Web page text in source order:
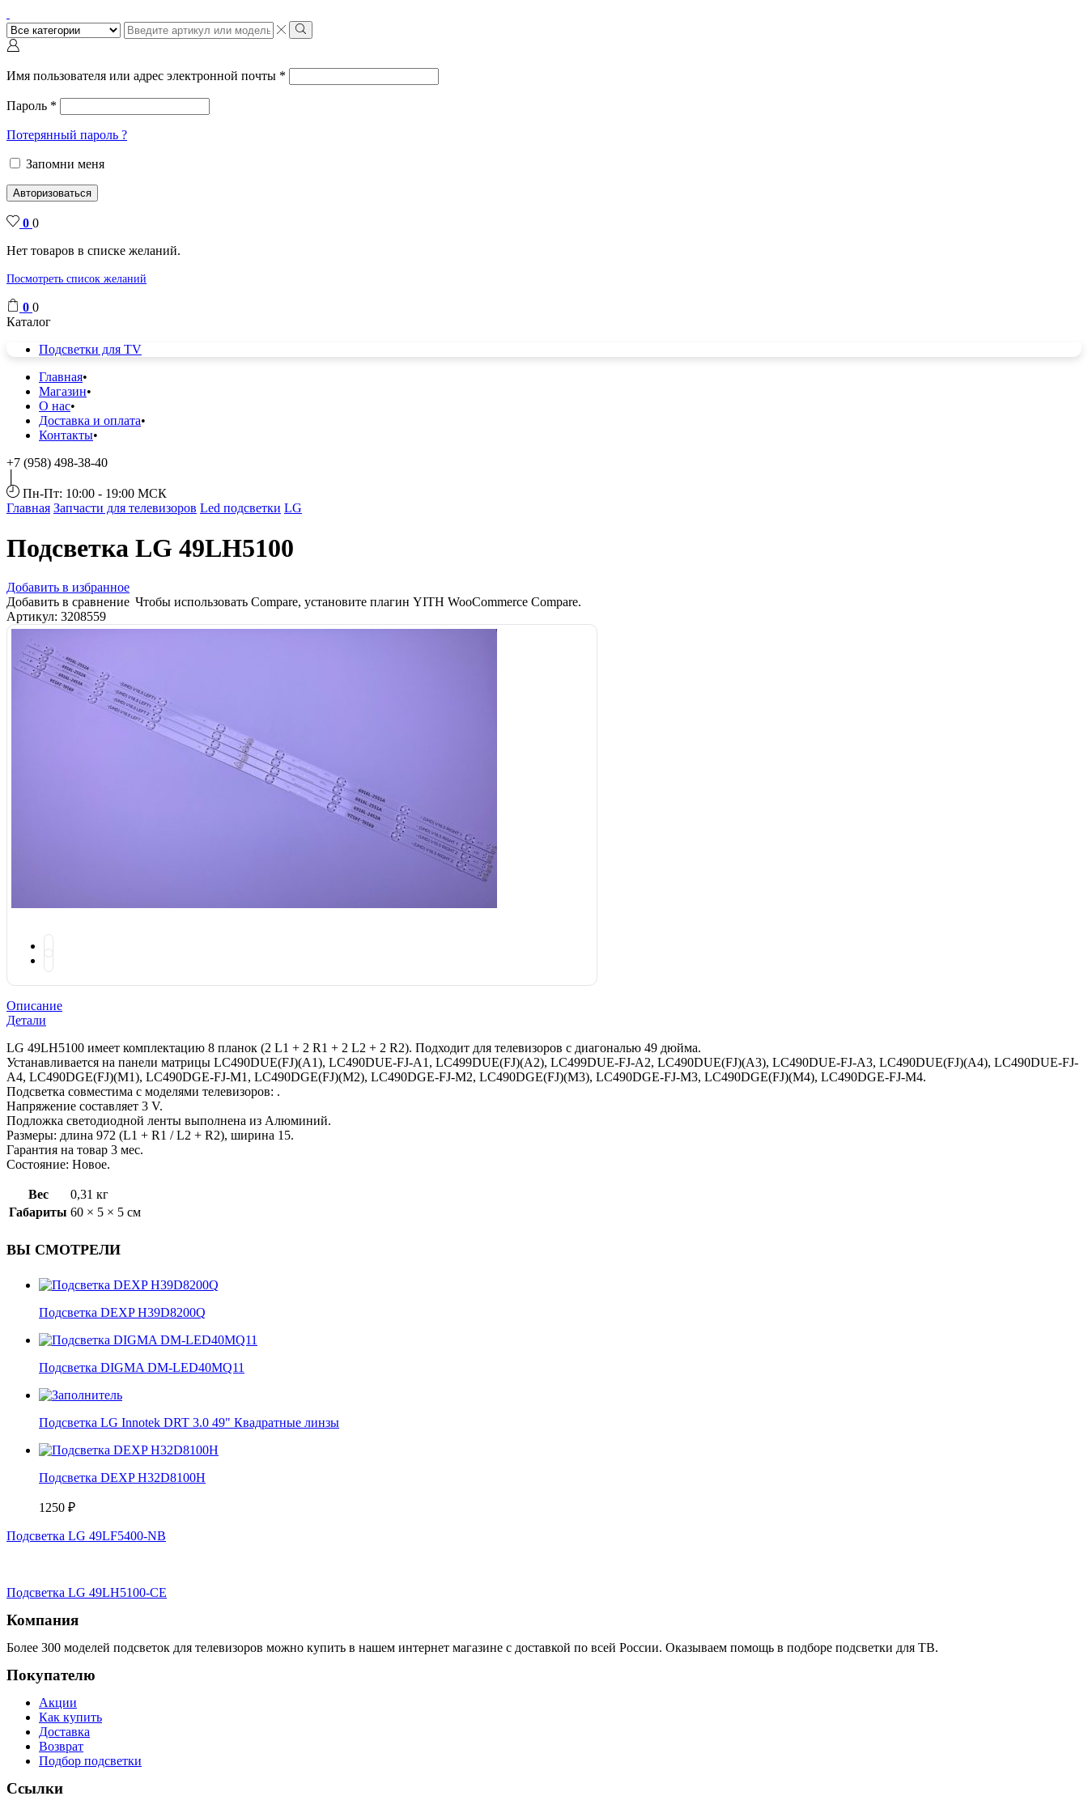
Поиск
ввода
Поиск
Имя пользователя или адрес электронной почты *
Пароль *
Потерянный пароль ?
Запомни меня
Авторизоваться
0 0
Нет товаров в списке желаний.
Посмотреть список желаний
0 0
Каталог
Подсветки для TV
Главная
Магазин
О нас
Доставка и оплата
Контакты
+7 (958) 498-38-40
Пн-Пт: 10:00 - 19:00 МСК
Главная Запчасти для телевизоров Led подсветки LG
Подсветка LG 49LH5100
Добавить в избранное
Добавить в сравнение Чтобы использовать Compare, установите плагин YITH WooCommerce Compare.
Артикул: 3208559
Описание
Детали
LG 49LH5100 имеет комплектацию 8 планок (2 L1 + 2 R1 + 2 L2 + 2 R2). Подходит для телевизоров с диагональю 49 дюйма.
Устанавливается на панели матрицы LC490DUE(FJ)(A1), LC490DUE-FJ-A1, LC499DUE(FJ)(A2), LC499DUE-FJ-A2, LC490DUE(FJ)(A3), LC490DUE-FJ-A3, LC490DUE(FJ)(A4), LC490DUE-FJ-
A4, LC490DGE(FJ)(M1), LC490DGE-FJ-M1, LC490DGE(FJ)(M2), LC490DGE-FJ-M2, LC490DGE(FJ)(M3), LC490DGE-FJ-M3, LC490DGE(FJ)(M4), LC490DGE-FJ-M4.
Подсветка совместима с моделями телевизоров: .
Напряжение составляет 3 V.
Подложка светодиодной ленты выполнена из Алюминий.
Размеры: длина 972 (L1 + R1 / L2 + R2), ширина 15.
Гарантия на товар 3 мес.
Состояние: Новое.
Вес
0,31 кг
Габариты 60 × 5 × 5 см
ВЫ СМОТРЕЛИ
Подсветка DEXP H39D8200Q
Подсветка DIGMA DM-LED40MQ11
Подсветка LG Innotek DRT 3.0 49" Квадратные линзы
Подсветка DEXP H32D8100H
1250 ₽
Подсветка LG 49LF5400-NB
Подсветка LG 49LH5100-CE
Компания
Более 300 моделей подсветок для телевизоров можно купить в нашем интернет магазине с доставкой по всей России. Оказываем помощь в подборе подсветки для ТВ.
Покупателю
Акции
Как купить
Доставка
Возврат
Подбор подсветки
Ссылки